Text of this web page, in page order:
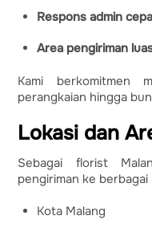
Respons admin
Area pengiriman
Kami berkomitmen
perangkaian hingga
Lokasi dan
Sebagai florist
pengiriman ke berbagai
Kota Malang